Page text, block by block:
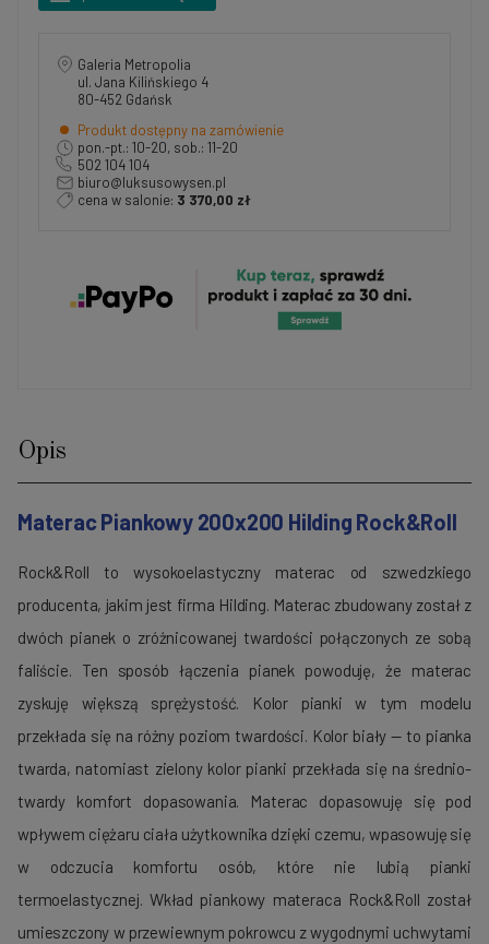
Galeria Metropolia
ul. Jana Kilińskiego 4
80-452 Gdańsk
Produkt dostępny na zamówienie
pon.-pt.: 10-20, sob.: 11-20
502 104 104
biuro@luksusowysen.pl
cena w salonie: 3 370,00 zł
Opis
Materac Piankowy 200x200 Hilding Rock&Roll
Rock&Roll to wysokoelastyczny materac od szwedzkiego
producenta, jakim jest firma Hilding. Materac zbudowany został z
dwóch pianek o zróżnicowanej twardości połączonych ze sobą
faliście. Ten sposób łączenia pianek powoduję, że materac
zyskuję większą sprężystość. Kolor pianki w tym modelu
przekłada się na różny poziom twardości. Kolor biały — to pianka
twarda, natomiast zielony kolor pianki przekłada się na średnio-
twardy komfort dopasowania.
Materac dopasowuję się pod
wpływem ciężaru ciała użytkownika dzięki czemu, wpasowuję się
w odczucia komfortu osób, które nie lubią pianki
termoelastycznej. Wkład piankowy materaca Rock&Roll został
umieszczony w przewiewnym pokrowcu z wygodnymi uchwytami